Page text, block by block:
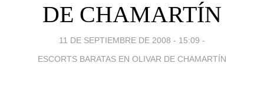
DE CHAMARTÍN
11 DE SEPTIEMBRE DE 2008 - 15:09 -
ESCORTS BARATAS EN OLIVAR DE CHAMARTÍN